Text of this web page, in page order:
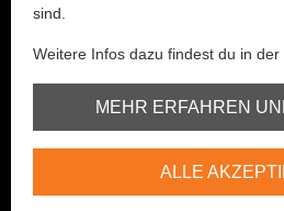
Montag
Dienstag bis
08:00 - 12:00 Uhr /
Samstag:
08:00 - 16:00
sind.
Weitere Infos dazu findest du in der
Unbedingt erforderlich
MEHR ERFAHREN
ALLE